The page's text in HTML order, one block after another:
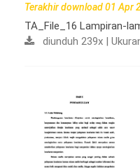
Terakhir download 01 Apr
TA_File_16 Lampiran-
diunduh 239x |